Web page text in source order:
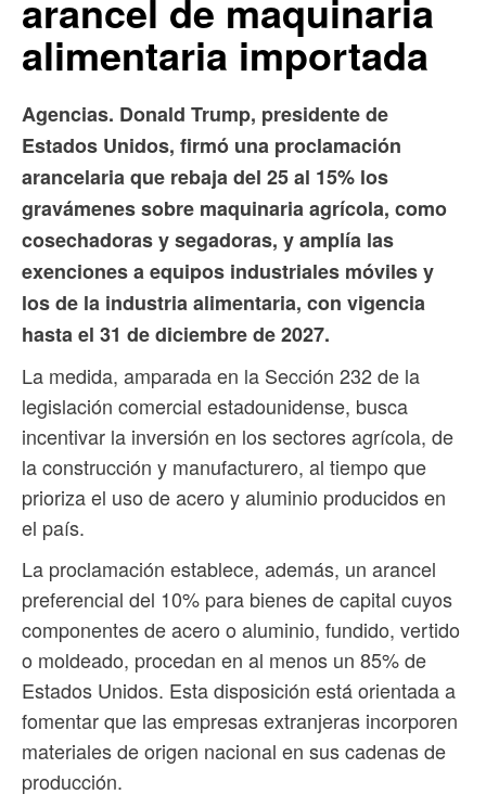
arancel de maquinaria
alimentaria importada
Agencias. Donald Trump, presidente de
Estados Unidos, firmó una proclamación
arancelaria que rebaja del 25 al 15% los
gravámenes sobre maquinaria agrícola, como
cosechadoras y segadoras, y amplía las
exenciones a equipos industriales móviles y
los de la industria alimentaria, con vigencia
hasta el 31 de diciembre de 2027.
La medida, amparada en la Sección 232 de la
legislación comercial estadounidense, busca
incentivar la inversión en los sectores agrícola, de
la construcción y manufacturero, al tiempo que
prioriza el uso de acero y aluminio producidos en
el país.
La proclamación establece, además, un arancel
preferencial del 10% para bienes de capital cuyos
componentes de acero o aluminio, fundido, vertido
o moldeado, procedan en al menos un 85% de
Estados Unidos. Esta disposición está orientada a
fomentar que las empresas extranjeras incorporen
materiales de origen nacional en sus cadenas de
producción.